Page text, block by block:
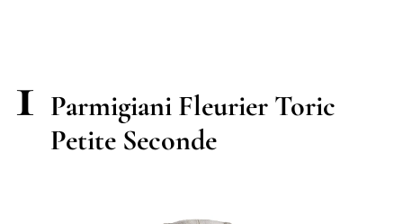
1 Parmigiani Fleurier Toric
Petite Seconde